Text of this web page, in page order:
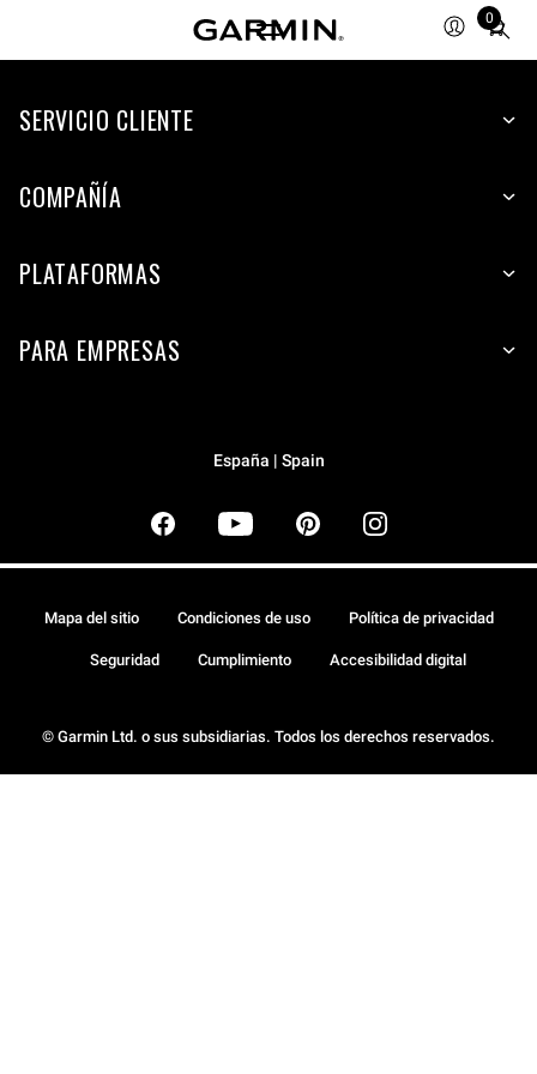
0
Total
items
cart:
SERVICIO CLIENTE
COMPAÑÍA
PLATAFORMAS
PARA EMPRESAS
España | Spain
© Garmin Ltd. o sus subsidiarias. Todos los derechos reservados.
Mapa del sitio Condiciones de uso Política de privacidad
Seguridad Cumplimiento Accesibilidad digital